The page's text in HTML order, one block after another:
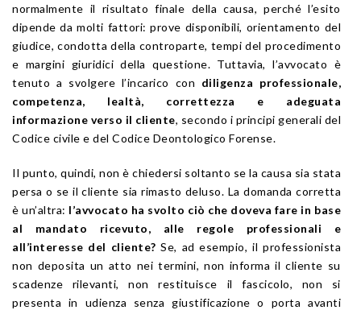
normalmente il risultato finale della causa, perché l’esito
dipende da molti fattori: prove disponibili, orientamento del
giudice, condotta della controparte, tempi del procedimento
e margini giuridici della questione. Tuttavia, l’avvocato è
tenuto a svolgere l’incarico con diligenza professionale,
competenza, lealtà, correttezza e adeguata
informazione verso il cliente, secondo i principi generali del
Codice civile e del Codice Deontologico Forense.
Il punto, quindi, non è chiedersi soltanto se la causa sia stata
persa o se il cliente sia rimasto deluso. La domanda corretta
è un’altra: l’avvocato ha svolto ciò che doveva fare in base
al mandato ricevuto, alle regole professionali e
all’interesse del cliente? Se, ad esempio, il professionista
non deposita un atto nei termini, non informa il cliente su
scadenze rilevanti, non restituisce il fascicolo, non si
presenta in udienza senza giustificazione o porta avanti